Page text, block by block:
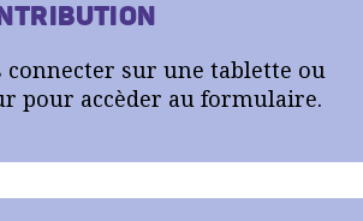
connecter sur une tablette ou
pour accèder au formulaire.